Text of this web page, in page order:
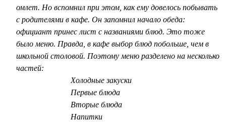
омлет. Но вспомнил при этом, как ему довелось побывать
с родителями в кафе. Он запомнил начало обеда:
официант принес лист с названиями блюд. Это тоже
было меню. Правда, в кафе выбор блюд побольше, чем в
школьной столовой. Поэтому меню разделено на несколько
частей:
Холодные закуски
Первые блюда
Вторые блюда
Напитки